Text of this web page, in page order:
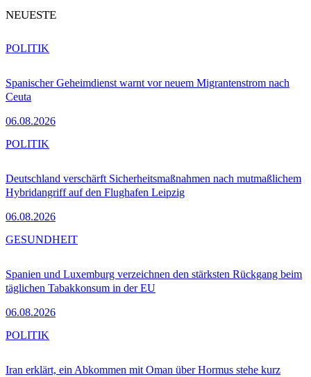
NEUESTE
Spanischer Geheimdienst warnt vor neuem Migrantenstrom nach
Ceuta
06.08.2026
POLITIK
Deutschland verschärft Sicherheitsmaßnahmen nach mutmaßlichem
Hybridangriff auf den Flughafen Leipzig
06.08.2026
POLITIK
Spanien und Luxemburg verzeichnen den stärksten Rückgang beim
täglichen Tabakkonsum in der EU
06.08.2026
GESUNDHEIT
Iran erklärt, ein Abkommen mit Oman über Hormus stehe kurz
POLITIK